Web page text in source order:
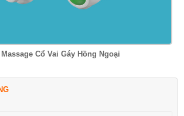
Cổ Vai Gáy Hồng Ngoại